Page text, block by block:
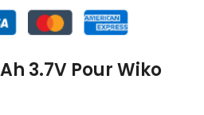
3.7V Pour Wiko